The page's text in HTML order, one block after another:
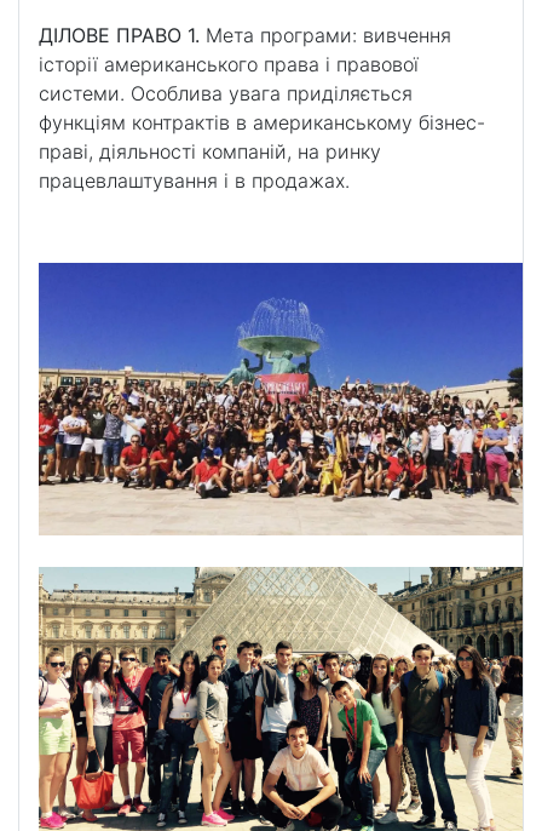
ДІЛОВЕ ПРАВО 1. Мета програми: вивчення
історії американського права і правової
системи. Особлива увага приділяється
функціям контрактів в американському бізнес-
праві, діяльності компаній, на ринку
працевлаштування і в продажах.